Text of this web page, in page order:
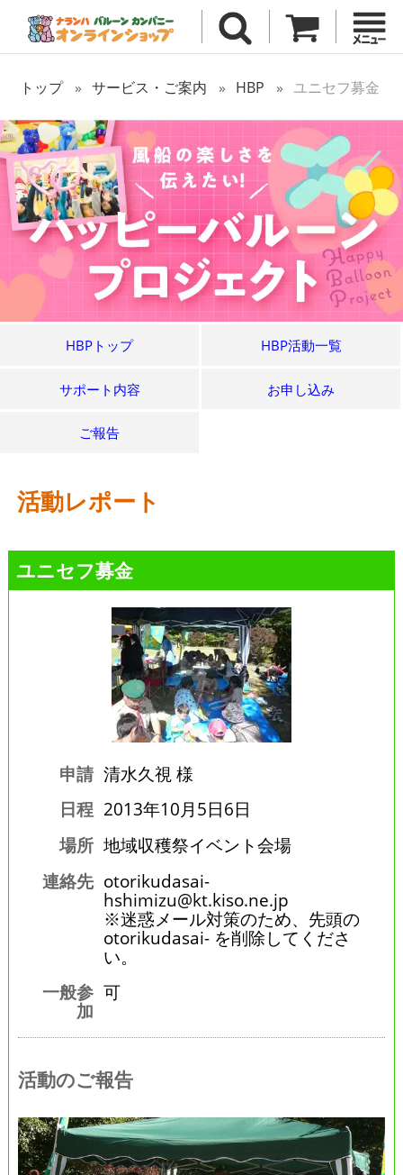
トップ サービス・ご案内 HBP ユニセフ募金
HBPトップ HBP活動一覧
サポート内容 お申し込み
ご報告
活動レポート
ユニセフ募金
申請 清水久視 様
日程 2013年10月5日6日
場所 地域収穫祭イベント会場
連絡先 otorikudasai-
hshimizu@kt.kiso.ne.jp
※迷惑メール対策のため、先頭の
otorikudasai- を削除してくださ
い。
一般参
加
可
活動のご報告